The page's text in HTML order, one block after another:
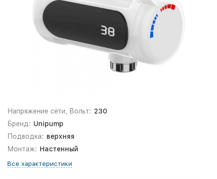
Напряжение сети, Вольт: 230
Бренд: Unipump
Подводка: верхняя
Монтаж: Настенный
Все характеристики